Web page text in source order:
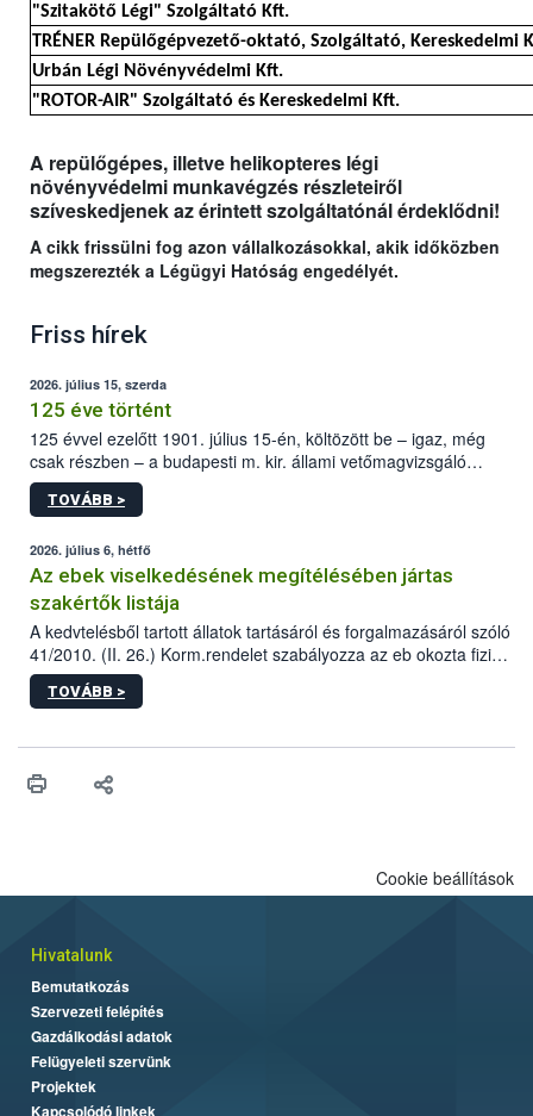
"Szitakötő Légi" Szolgáltató Kft.
TRÉNER Repülőgépvezető-oktató, Szolgáltató, Kereskedelmi
Urbán Légi Növényvédelmi Kft.
"ROTOR-AIR" Szolgáltató és Kereskedelmi Kft.
A repülőgépes, illetve helikopteres légi
növényvédelmi munkavégzés részleteiről
szíveskedjenek az érintett szolgáltatónál érdeklődni!
A cikk frissülni fog azon vállalkozásokkal, akik időközben
megszerezték a Légügyi Hatóság engedélyét.
Friss hírek
2026. július 15, szerda
125 éve történt
125 évvel ezelőtt 1901. július 15-én, költözött be – igaz, még
csak részben – a budapesti m. kir. állami vetőmagvizsgáló
állomás a Kis Rókus utca 15. szám alatti, Czigler Győző által
tervezett új épületébe.
TOVÁBB >
2026. július 6, hétfő
Az ebek viselkedésének megítélésében jártas
szakértők listája
A kedvtelésből tartott állatok tartásáról és forgalmazásáról szóló
41/2010. (II. 26.) Korm.rendelet szabályozza az eb okozta fizikai
sérülés, illetve ennek veszélye keletkezésekor felmerülő
hatósági feladatokat, valamint a veszélyes eb tartását és annak
vonni az ebek viselkedésének megítélésében jártas szakértőt.
TOVÁBB >
Cookie beállítások
Hivatalunk
Bemutatkozás
Szervezeti felépítés
Gazdálkodási adatok
Felügyeleti szervünk
Projektek
Kapcsolódó linkek